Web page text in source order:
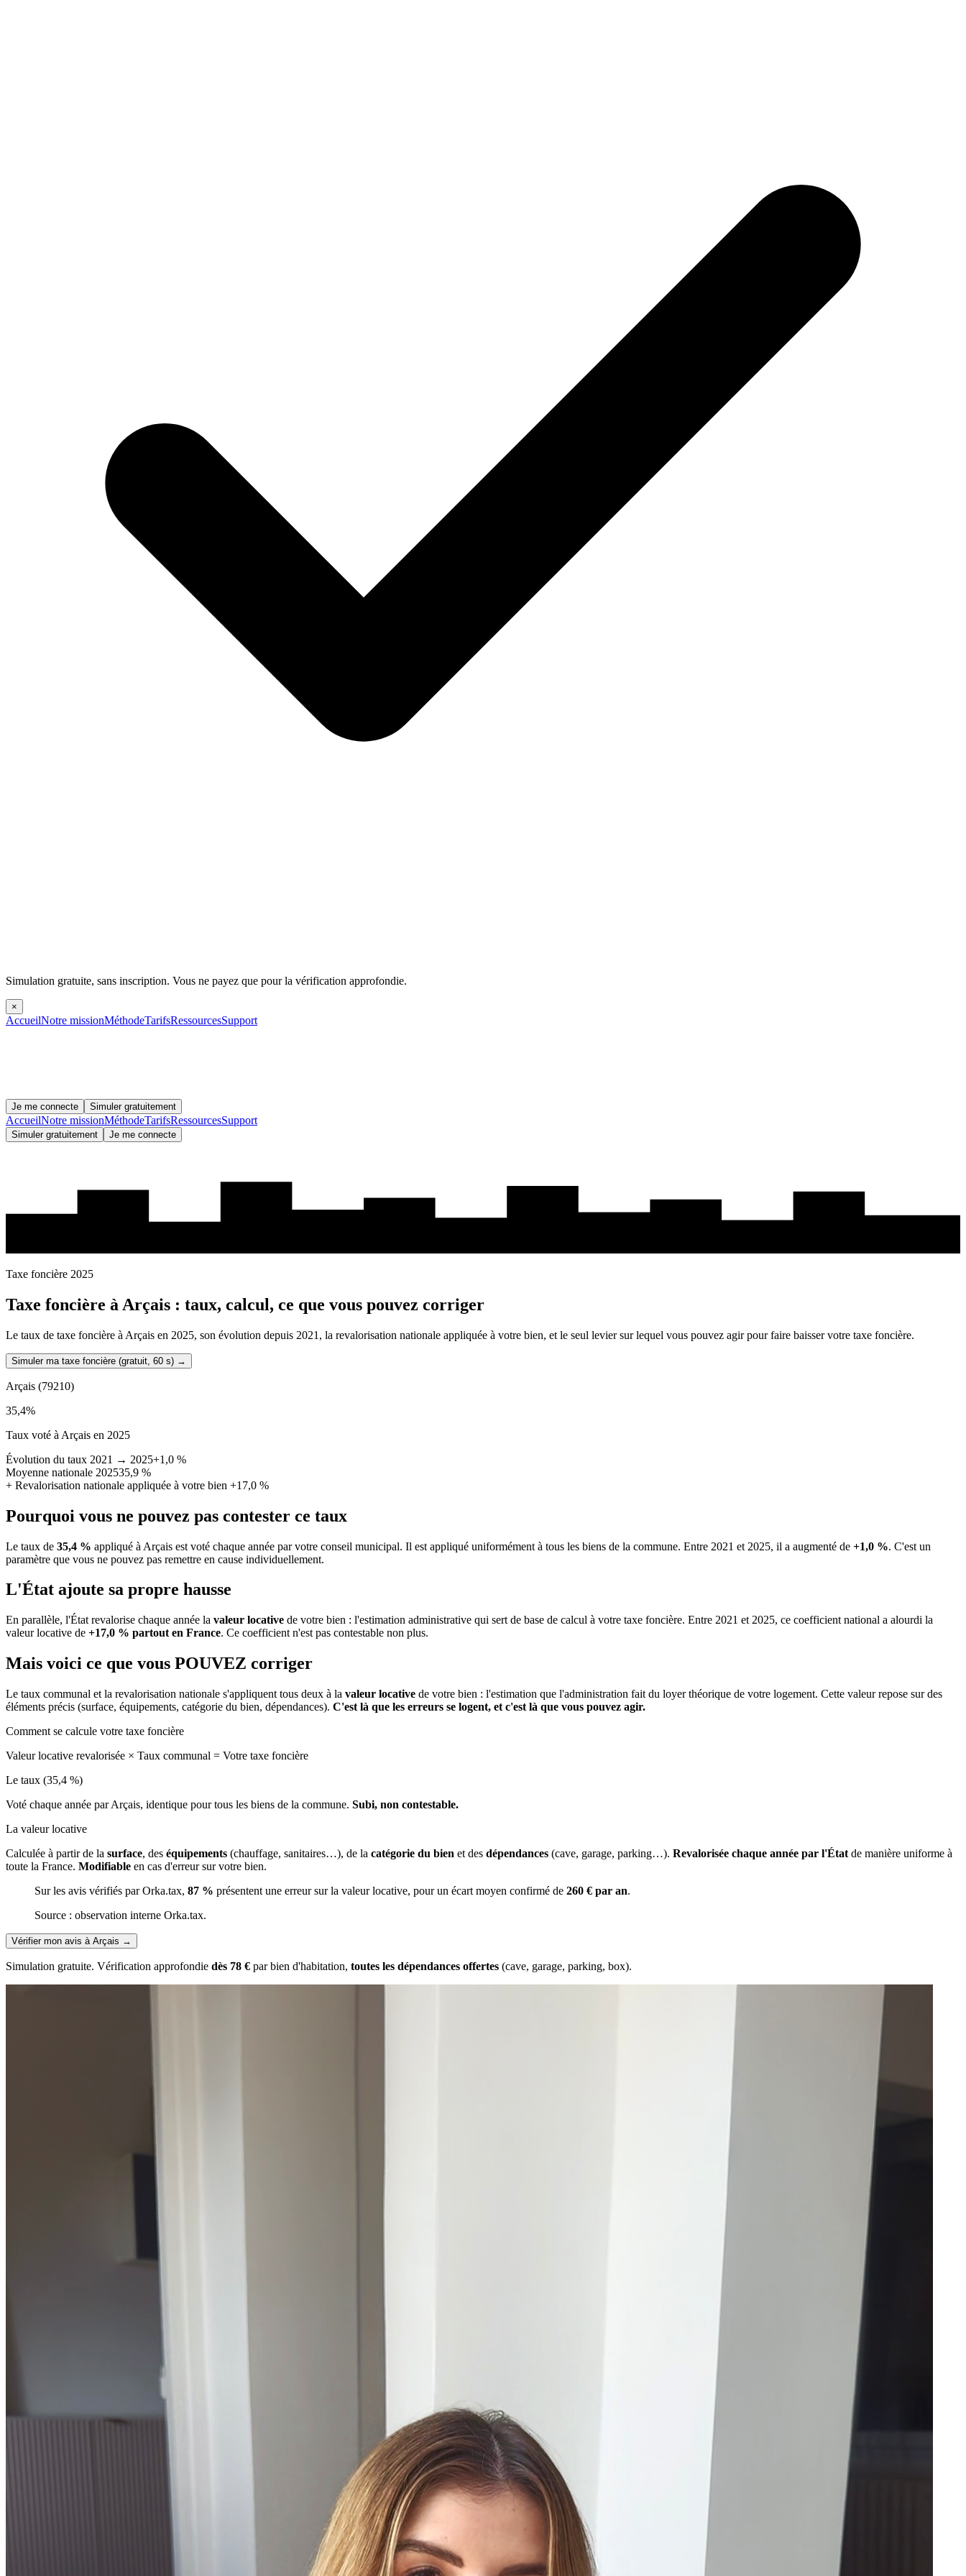
Simulation gratuite, sans inscription. Vous ne payez que pour la vérification approfondie.
×
AccueilNotre missionMéthodeTarifsRessourcesSupport
Je me connecte Simuler gratuitement
AccueilNotre missionMéthodeTarifsRessourcesSupport
Simuler gratuitement Je me connecte
Taxe foncière 2025
Taxe foncière à Arçais : taux, calcul, ce que vous pouvez corriger
Le taux de taxe foncière à Arçais en 2025, son évolution depuis 2021, la revalorisation nationale appliquée à votre bien, et le seul levier sur lequel vous pouvez agir pour faire baisser votre taxe foncière.
Simuler ma taxe foncière (gratuit, 60 s) →
Arçais (79210)
35,4%
Taux voté à Arçais en 2025
Évolution du taux 2021 → 2025+1,0 %
Moyenne nationale 202535,9 %
+ Revalorisation nationale appliquée à votre bien +17,0 %
Pourquoi vous ne pouvez pas contester ce taux
Le taux de 35,4 % appliqué à Arçais est voté chaque année par votre conseil municipal. Il est appliqué uniformément à tous les biens de la commune. Entre 2021 et 2025, il a augmenté de +1,0 %. C'est un
paramètre que vous ne pouvez pas remettre en cause individuellement.
L'État ajoute sa propre hausse
En parallèle, l'État revalorise chaque année la valeur locative de votre bien : l'estimation administrative qui sert de base de calcul à votre taxe foncière. Entre 2021 et 2025, ce coefficient national a alourdi la
valeur locative de +17,0 % partout en France. Ce coefficient n'est pas contestable non plus.
Mais voici ce que vous POUVEZ corriger
Le taux communal et la revalorisation nationale s'appliquent tous deux à la valeur locative de votre bien : l'estimation que l'administration fait du loyer théorique de votre logement. Cette valeur repose sur des
éléments précis (surface, équipements, catégorie du bien, dépendances). C'est là que les erreurs se logent, et c'est là que vous pouvez agir.
Comment se calcule votre taxe foncière
Valeur locative revalorisée × Taux communal = Votre taxe foncière
Le taux (35,4 %)
Voté chaque année par Arçais, identique pour tous les biens de la commune. Subi, non contestable.
La valeur locative
Calculée à partir de la surface, des équipements (chauffage, sanitaires…), de la catégorie du bien et des dépendances (cave, garage, parking…). Revalorisée chaque année par l'État de manière uniforme à
toute la France. Modifiable en cas d'erreur sur votre bien.
Sur les avis vérifiés par Orka.tax, 87 % présentent une erreur sur la valeur locative, pour un écart moyen confirmé de 260 € par an.
Source : observation interne Orka.tax.
Vérifier mon avis à Arçais →
Simulation gratuite. Vérification approfondie dès 78 € par bien d'habitation, toutes les dépendances offertes (cave, garage, parking, box).